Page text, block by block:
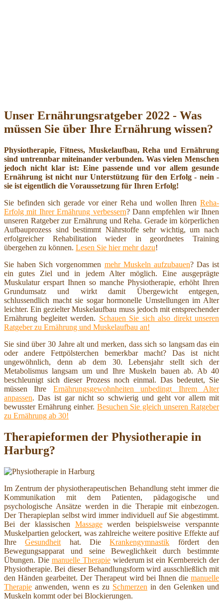
Unser Ernährungsratgeber 2022 - Was
müssen Sie über Ihre Ernährung wissen?
Physiotherapie, Fitness, Muskelaufbau, Reha und Ernährung
sind untrennbar miteinander verbunden. Was vielen Menschen
jedoch nicht klar ist: Eine passende und vor allem gesunde
Ernährung ist nicht nur Unterstützung für den Erfolg - nein -
sie ist eigentlich die Voraussetzung für Ihren Erfolg!
Sie befinden sich gerade vor einer Reha und wollen Ihren Reha-
Erfolg mit Ihrer Ernährung verbessern? Dann empfehlen wir Ihnen
unseren Ratgeber zur Ernährung und Reha. Gerade im körperlichen
Aufbauprozess sind bestimmt Nährstoffe sehr wichtig, um nach
erfolgreicher Rehabilitation wieder in geordnetes Training
übergehen zu können. Lesen Sie hier mehr dazu!
Sie haben Sich vorgenommen mehr Muskeln aufzubauen? Das ist
ein gutes Ziel und in jedem Alter möglich. Eine ausgeprägte
Muskulatur erspart Ihnen so manche Physiotherapie, erhöht Ihren
Grundumsatz und wirkt damit Übergewicht entgegen,
schlussendlich macht sie sogar hormonelle Umstellungen im Alter
leichter. Ein gezielter Muskelaufbau muss jedoch mit entsprechender
Ernährung begleitet werden. Schauen Sie sich also direkt unseren
Ratgeber zu Ernährung und Muskelaufbau an!
Sie sind über 30 Jahre alt und merken, dass sich so langsam das ein
oder andere Fettpölsterchen bemerkbar macht? Das ist nicht
ungewöhnlich, denn ab dem 30. Lebensjahr stellt sich der
Metabolismus langsam um und Ihre Muskeln bauen ab. Ab 40
beschleunigt sich dieser Prozess noch einmal. Das bedeutet, Sie
müssen Ihre Ernährungsgewohnheiten unbedingt Ihrem Alter
anpassen. Das ist gar nicht so schwierig und geht vor allem mit
bewusster Ernährung einher. Besuchen Sie gleich unseren Ratgeber
zu Ernährung ab 30!
Therapieformen der Physiotherapie in
Harburg?
Im Zentrum der physiotherapeutischen Behandlung steht immer die
Kommunikation mit dem Patienten, pädagogische und
psychologische Ansätze werden in die Therapie mit einbezogen.
Der Therapieplan selbst wird immer individuell auf Sie abgestimmt.
Bei der klassischen Massagewerden beispielsweise verspannte
Muskelpartien gelockert, was zahlreiche weitere positive Effekte auf
IhreGesundheit hat. DieKrankengymnastik fördert den
Bewegungsapparat und seine Beweglichkeit durch bestimmte
Übungen. Die manuelle Therapiewiederum ist ein Kernbereich der
Physiotherapie. Bei dieser Behandlungsform wird ausschließlich mit
den Händen gearbeitet. Der Therapeut wird bei Ihnen die manuelle
Therapie anwenden, wenn es zu Schmerzen in den Gelenken und
Muskeln kommt oder bei Blockierungen.